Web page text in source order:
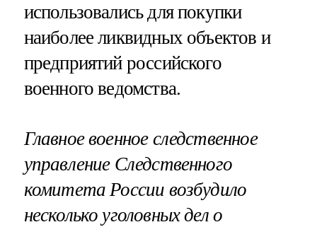
использовались для покупки
наиболее ликвидных объектов и
предприятий российского
военного ведомства.
Главное военное следственное
управление Следственного
комитета России возбудило
несколько уголовных дел о